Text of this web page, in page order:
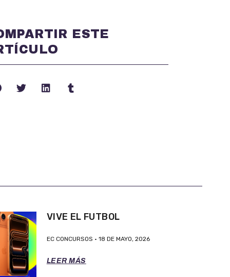
ESTE
VIVE EL FUTBOL
EC CONCURSOS 18 DE MAYO, 2026
LEER MÁS